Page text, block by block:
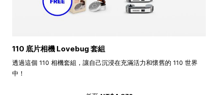
110 底片相機 Lovebug 套組
透過這個 110 相機套組，讓自己沉浸在充滿活力和懷舊的 110 世界
中！